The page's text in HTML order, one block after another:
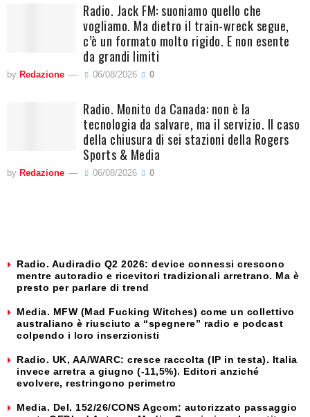
Radio. Jack FM: suoniamo quello che
vogliamo. Ma dietro il train-wreck segue,
c’è un formato molto rigido. E non esente
da grandi limiti
by Redazione 06/08/2026 0
Radio. Monito da Canada: non è la
tecnologia da salvare, ma il servizio. Il caso
della chiusura di sei stazioni della Rogers
Sports & Media
by Redazione 06/08/2026 0
Radio. Audiradio Q2 2026: device connessi crescono
mentre autoradio e ricevitori tradizionali arretrano. Ma è
presto per parlare di trend
Media. MFW (Mad Fucking Witches) come un collettivo
australiano è riusciuto a “spegnere” radio e podcast
colpendo i loro inserzionisti
Radio. UK, AA/WARC: cresce raccolta (IP in testa). Italia
invece arretra a giugno (-11,5%). Editori anziché
evolvere, restringono perimetro
Media. Del. 152/26/CONS Agcom: autorizzato passaggio